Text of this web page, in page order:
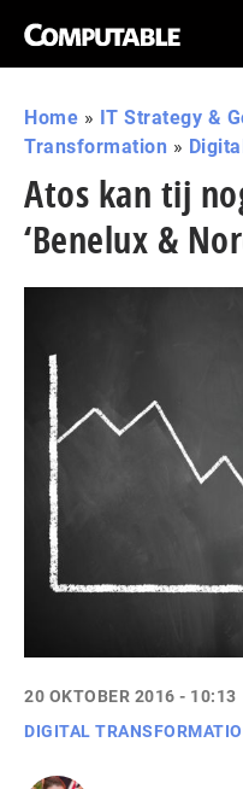
Home » IT Strategy &
Transformation »
Atos kan tij
‘Benelux &
20 OKTOBER 2016 - 10:13
DIGITAL